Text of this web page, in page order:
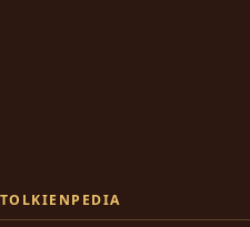
TOLKIENPEDIA